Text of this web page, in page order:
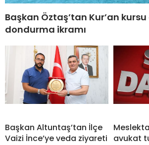
Başkan Öztaş’tan Kur’an
dondurma ikramı
Başkan Altuntaş’tan İlçe
Vaizi İnce’ye veda ziyareti
avukat